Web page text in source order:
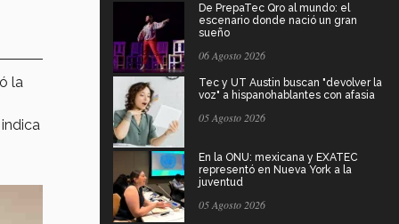
la
De PrepaTec Qro al mundo: el
escenario donde nació un gran
sueño
06 Agosto 2026
Tec y UT Austin buscan "devolver la
voz" a hispanohablantes con afasia
05 Agosto 2026
En la ONU: mexicana y EXATEC
representó en Nueva York a la
juventud
05 Agosto 2026